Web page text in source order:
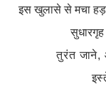
इस खुलासे से मचा
तुरंत जाने,